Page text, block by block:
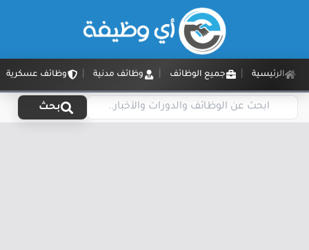
الرئيسية جميع الوظائف وظائف مدنية وظائف عسكرية
بحث